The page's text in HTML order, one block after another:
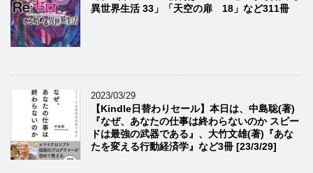
異世界生活 33」「天空の扉 18」など311冊
2023/03/29
【Kindle日替わりセール】本日は、中島聡(著)
『なぜ、あなたの仕事は終わらないのか スピー
ドは最強の武器である』、大竹文雄(著)『あな
たを変える行動経済学』など3冊 [23/3/29]